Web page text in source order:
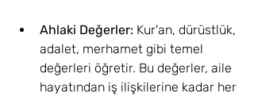
Ahlaki Değerler: Kur'an, dürüstlük,
adalet, merhamet gibi temel
değerleri öğretir. Bu değerler, aile
hayatından iş ilişkilerine kadar her